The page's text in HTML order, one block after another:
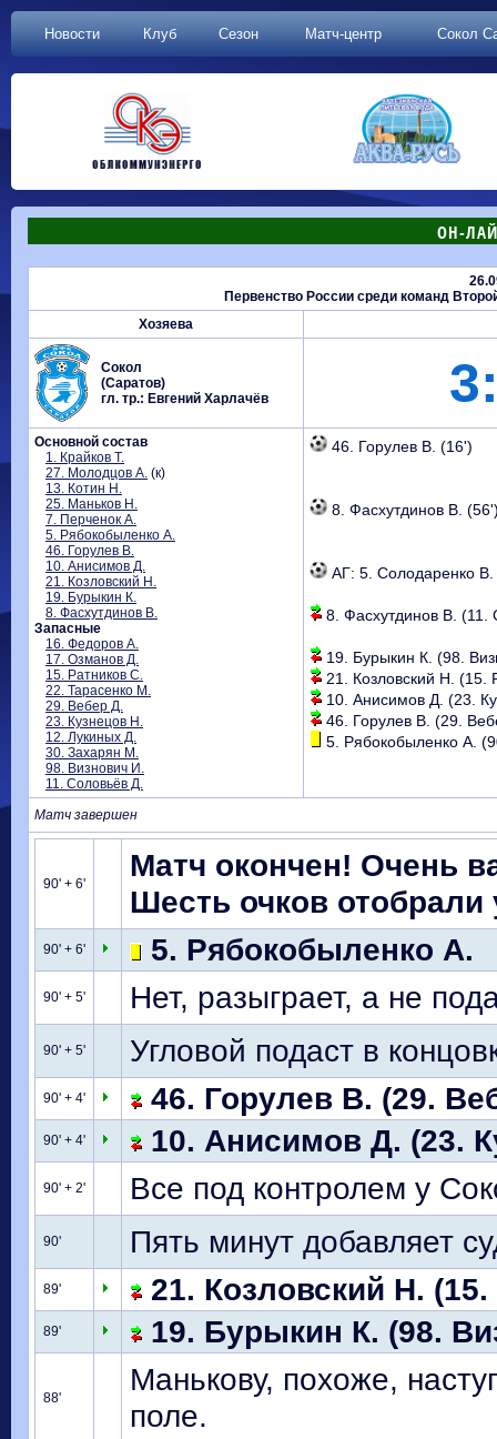
Новости Клуб Сезон Матч-центр Сокол
ОН-
Первенство России среди команд
Хозяева
Сокол
(Саратов)
гл. тр.: Евгений Харлачёв
Основной состав
1. Крайков Т.
27. Молодцов А. (к)
13. Котин Н.
25. Маньков Н.
7. Перченок А.
5. Рябокобыленко А.
46. Горулев В.
10. Анисимов Д.
21. Козловский Н.
19. Бурыкин К.
8. Фасхутдинов В.
Запасные
16. Федоров А.
17. Озманов Д.
15. Ратников С.
22. Тарасенко М.
29. Вебер Д.
23. Кузнецов Н.
12. Лукиных Д.
30. Захарян М.
98. Визнович И.
11. Соловьёв Д.
46. Горулев В. (16')
8. Фасхутдинов В.
АГ: 5. Солодаренко
8. Фасхутдинов В. (11.
19. Бурыкин К. (98.
21. Козловский Н. (15.
10. Анисимов Д. (23.
46. Горулев В. (29.
5. Рябокобыленко А.
Матч завершен
90' + 6'
Матч окончен! Очень
Шесть очков
90' + 6' 5. Рябокобыленко А.
90' + 5' Нет, разыграет, а не
90' + 5' Угловой подаст в
90' + 4' 46. Горулев В. (29.
90' + 4' 10. Анисимов Д. (23.
90' + 2' Все под контролем у
90' Пять минут добавляет
89' 21. Козловский Н.
89' 19. Бурыкин К. (98.
88'
Манькову, похоже,
поле.